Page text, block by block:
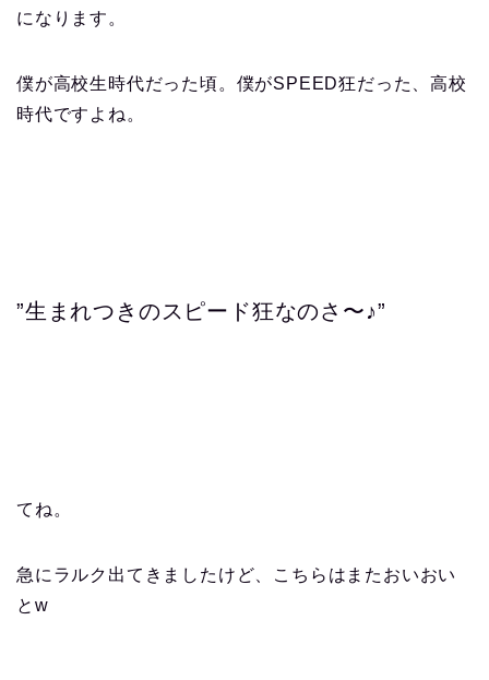
になります。
僕が高校生時代だった頃。僕がSPEED狂だった、高校
時代ですよね。
”生まれつきのスピード狂なのさ〜♪”
てね。
急にラルク出てきましたけど、こちらはまたおいおい
とw